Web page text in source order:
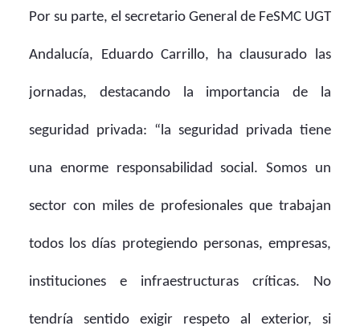
Por su parte, el secretario General de FeSMC UGT
Andalucía, Eduardo Carrillo, ha clausurado las
jornadas, destacando la importancia de la
seguridad privada: “la seguridad privada tiene
una enorme responsabilidad social. Somos un
sector con miles de profesionales que trabajan
todos los días protegiendo personas, empresas,
instituciones e infraestructuras críticas. No
tendría sentido exigir respeto al exterior, si